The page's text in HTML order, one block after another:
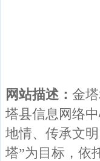
网站描述： 金
塔县信息网络
地情、传承文
塔”为目标，依